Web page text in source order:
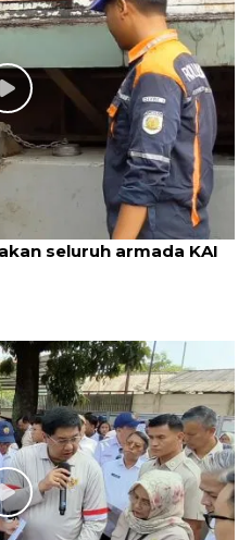
seluruh armada KAI